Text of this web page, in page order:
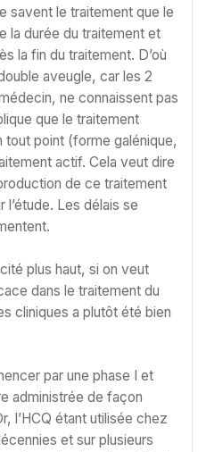
savent le traitement que le
la durée du traitement et
la fin du traitement. D’où
aveugle, car les 2
ne connaissent pas
que le traitement
point (forme galénique,
actif. Cela veut dire
de ce traitement
Les délais se
plus haut, si on veut
dans le traitement du
cliniques a plutôt été bien
par une phase I et
administrée de façon
l’HCQ étant utilisée chez
et sur plusieurs